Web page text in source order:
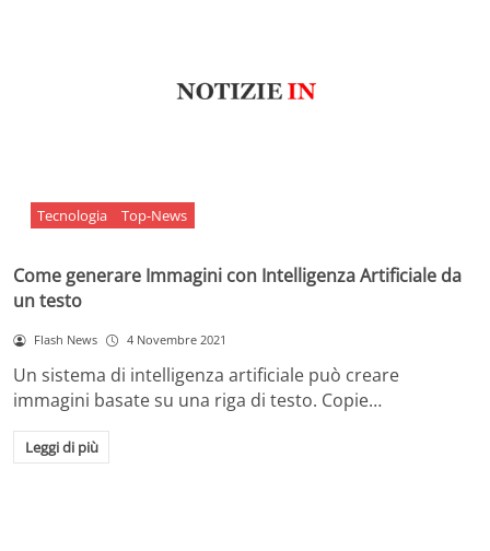
Tecnologia Top-News
Come generare Immagini con Intelligenza Artificiale da
un testo
Flash News 4 Novembre 2021
Un sistema di intelligenza artificiale può creare
immagini basate su una riga di testo. Copie…
Leggi di più